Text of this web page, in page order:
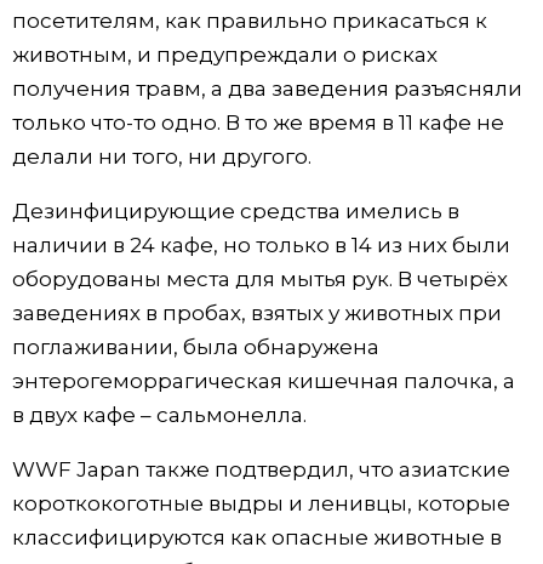
От редакции
посетителям, как правильно прикасаться к
животным, и предупреждали о рисках
получения травм, а два заведения разъясняли
только что-то одно. В то же время в 11 кафе не
делали ни того, ни другого.
Дезинфицирующие средства имелись в
наличии в 24 кафе, но только в 14 из них были
оборудованы места для мытья рук. В четырёх
заведениях в пробах, взятых у животных при
поглаживании, была обнаружена
энтерогеморрагическая кишечная палочка, а
в двух кафе – сальмонелла.
WWF Japan также подтвердил, что азиатские
короткокоготные выдры и ленивцы, которые
классифицируются как опасные животные в